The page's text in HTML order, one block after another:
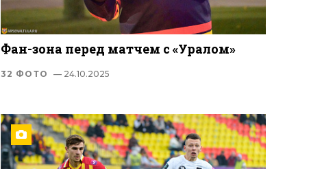
Фан-зона перед матчем с «Уралом»
32 ФОТО — 24.10.2025